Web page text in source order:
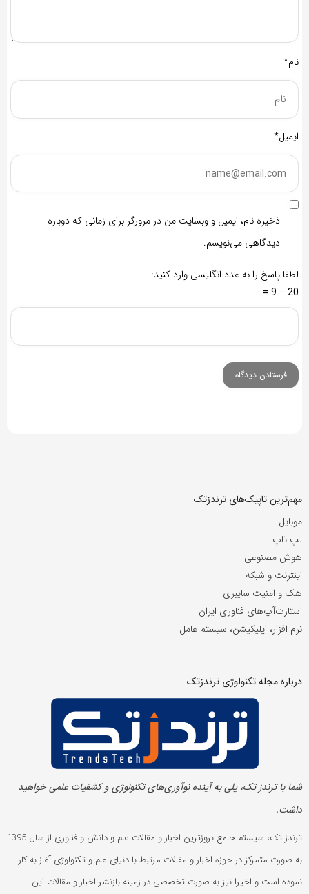
نام*
ایمیل*
ذخیره نام، ایمیل و وبسایت من در مرورگر برای زمانی که دوباره
دیدگاهی می‌نویسم.
لطفا پاسخ را به عدد انگلیسی وارد کنید:
20 − 9 =
مهم‌ترین تاپیک‌های ترندزتک
موبایل
لپ تاپ
هوش مصنوعی
اینترنت و شبکه
هک و امنیت سایبری
استارت‌آپ‌های فناوری ایران
نرم افزار، اپلیکیشن، سیستم عامل
درباره مجله تکنولوژی ترندزتک
شما با ترندز تک، پلی به آینده‌ نوآوری‌های تکنولوژی و کشفیات علمی خواهید
داشت.
ترندز تک، سیستم جامع بروزترین اخبار و مقالات علم و دانش و فناوری از سال 1395
به صورت متمرکز در حوزه اخبار و مقالات مرتبط با دنیای علم و تکنولوژی آغاز به کار
نموده است و اخیرا نیز به صورت تخصصی در زمینه بازنشر اخبار و مقالات این